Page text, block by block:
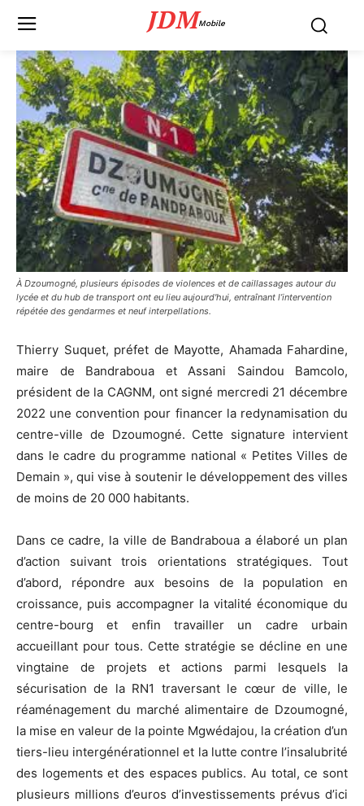
JDMMobile
À Dzoumogné, plusieurs épisodes de violences et de caillassages autour du
lycée et du hub de transport ont eu lieu aujourd'hui, entraînant l’intervention
répétée des gendarmes et neuf interpellations.
Thierry Suquet, préfet de Mayotte, Ahamada Fahardine,
maire de Bandraboua et Assani Saindou Bamcolo,
président de la CAGNM, ont signé mercredi 21 décembre
2022 une convention pour financer la redynamisation du
centre-ville de Dzoumogné. Cette signature intervient
dans le cadre du programme national « Petites Villes de
Demain », qui vise à soutenir le développement des villes
de moins de 20 000 habitants.
Dans ce cadre, la ville de Bandraboua a élaboré un plan
d’action suivant trois orientations stratégiques. Tout
d’abord, répondre aux besoins de la population en
croissance, puis accompagner la vitalité économique du
centre-bourg et enfin travailler un cadre urbain
accueillant pour tous. Cette stratégie se décline en une
vingtaine de projets et actions parmi lesquels la
sécurisation de la RN1 traversant le cœur de ville, le
réaménagement du marché alimentaire de Dzoumogné,
la mise en valeur de la pointe Mgwédajou, la création d’un
tiers-lieu intergénérationnel et la lutte contre l’insalubrité
des logements et des espaces publics. Au total, ce sont
plusieurs millions d’euros d’investissements prévus d’ici